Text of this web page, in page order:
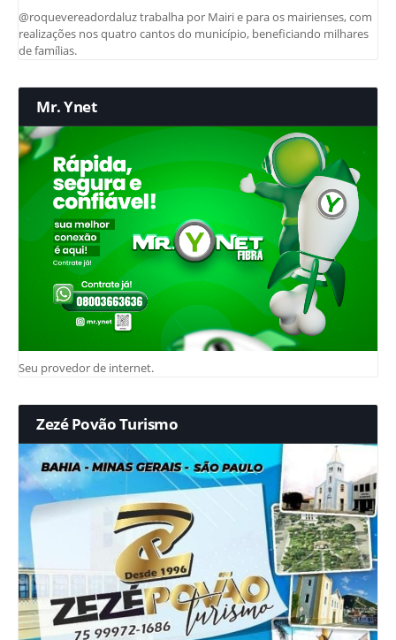
@roquevereadordaluz trabalha por Mairi e para os mairienses, com
realizações nos quatro cantos do município, beneficiando milhares
de famílias.
Mr. Ynet
Seu provedor de internet.
Zezé Povão Turismo